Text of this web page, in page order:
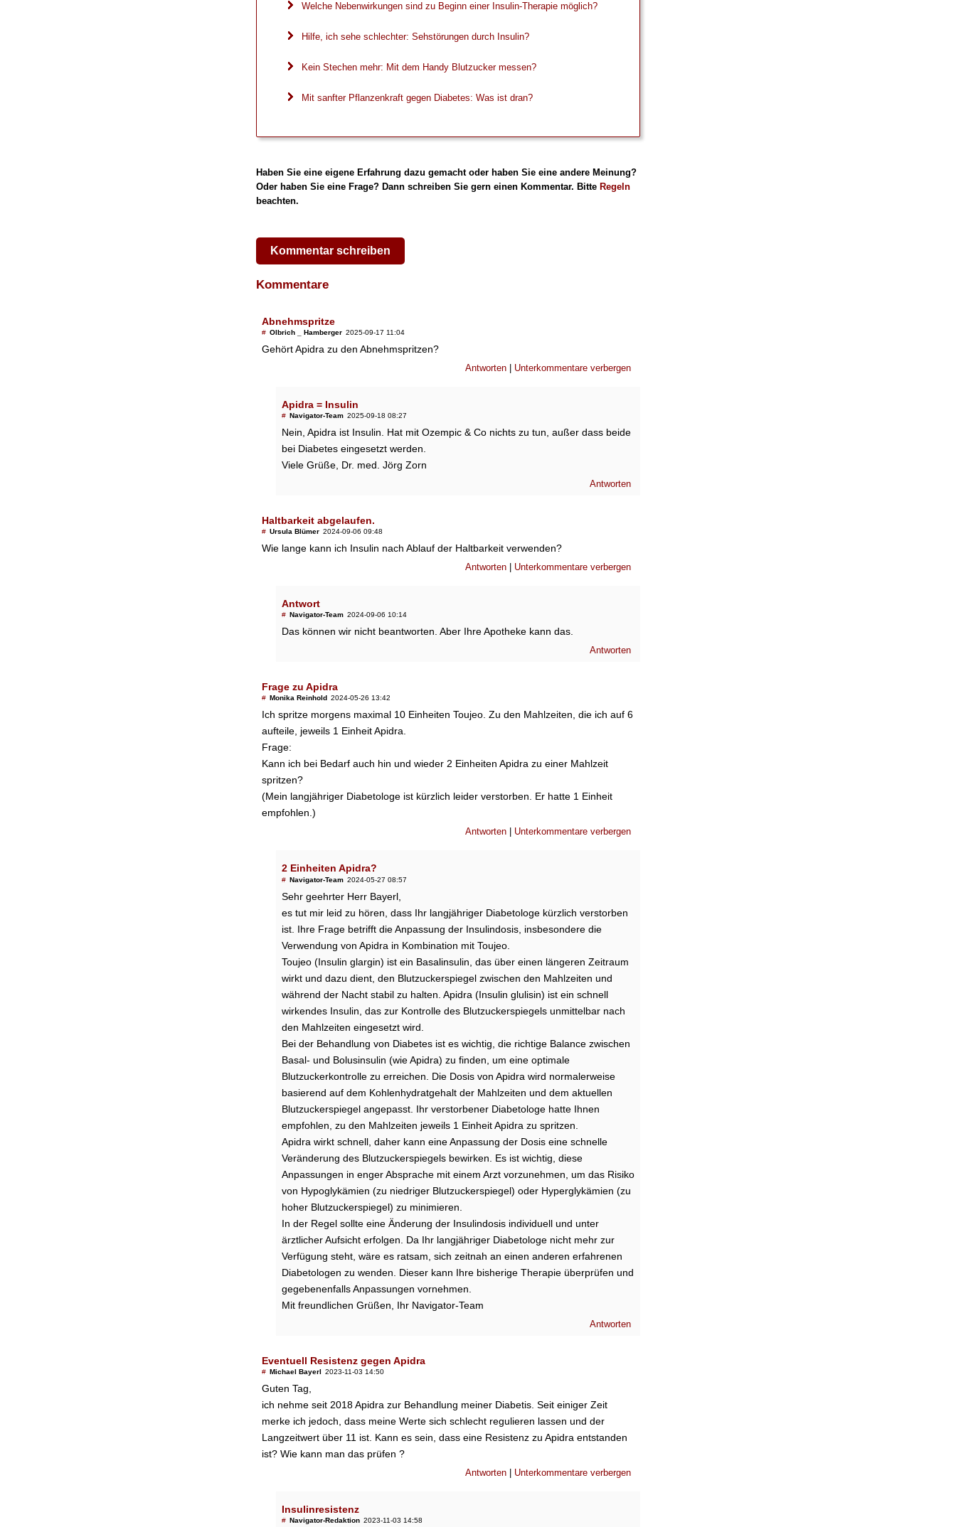
Welche Nebenwirkungen sind zu Beginn einer Insulin-Therapie möglich?
Hilfe, ich sehe schlechter: Sehstörungen durch Insulin?
Kein Stechen mehr: Mit dem Handy Blutzucker messen?
Mit sanfter Pflanzenkraft gegen Diabetes: Was ist dran?
Haben Sie eine eigene Erfahrung dazu gemacht oder haben Sie eine andere Meinung?
Oder haben Sie eine Frage? Dann schreiben Sie gern einen Kommentar. Bitte Regeln
beachten.
Kommentar schreiben
Kommentare
Abnehmspritze
# Olbrich _ Hamberger 2025-09-17 11:04
Gehört Apidra zu den Abnehmspritzen?
Antworten Unterkommentare verbergen
Apidra = Insulin
# Navigator-Team 2025-09-18 08:27
Nein, Apidra ist Insulin. Hat mit Ozempic & Co nichts zu tun, außer dass beide
bei Diabetes eingesetzt werden.
Viele Grüße, Dr. med. Jörg Zorn
Antworten
Haltbarkeit abgelaufen.
# Ursula Blümer 2024-09-06 09:48
Wie lange kann ich Insulin nach Ablauf der Haltbarkeit verwenden?
Antworten Unterkommentare verbergen
Antwort
# Navigator-Team 2024-09-06 10:14
Das können wir nicht beantworten. Aber Ihre Apotheke kann das.
Antworten
Frage zu Apidra
# Monika Reinhold 2024-05-26 13:42
Ich spritze morgens maximal 10 Einheiten Toujeo. Zu den Mahlzeiten, die ich auf 6
aufteile, jeweils 1 Einheit Apidra.
Frage:
Kann ich bei Bedarf auch hin und wieder 2 Einheiten Apidra zu einer Mahlzeit
spritzen?
(Mein langjähriger Diabetologe ist kürzlich leider verstorben. Er hatte 1 Einheit
empfohlen.)
Antworten Unterkommentare verbergen
2 Einheiten Apidra?
# Navigator-Team 2024-05-27 08:57
Sehr geehrter Herr Bayerl,
es tut mir leid zu hören, dass Ihr langjähriger Diabetologe kürzlich verstorben
ist. Ihre Frage betrifft die Anpassung der Insulindosis, insbesondere die
Verwendung von Apidra in Kombination mit Toujeo.
Toujeo (Insulin glargin) ist ein Basalinsulin, das über einen längeren Zeitraum
wirkt und dazu dient, den Blutzuckerspiegel zwischen den Mahlzeiten und
während der Nacht stabil zu halten. Apidra (Insulin glulisin) ist ein schnell
wirkendes Insulin, das zur Kontrolle des Blutzuckerspiegels unmittelbar nach
den Mahlzeiten eingesetzt wird.
Bei der Behandlung von Diabetes ist es wichtig, die richtige Balance zwischen
Basal- und Bolusinsulin (wie Apidra) zu finden, um eine optimale
Blutzuckerkontrolle zu erreichen. Die Dosis von Apidra wird normalerweise
basierend auf dem Kohlenhydratgehalt der Mahlzeiten und dem aktuellen
Blutzuckerspiegel angepasst. Ihr verstorbener Diabetologe hatte Ihnen
empfohlen, zu den Mahlzeiten jeweils 1 Einheit Apidra zu spritzen.
Apidra wirkt schnell, daher kann eine Anpassung der Dosis eine schnelle
Veränderung des Blutzuckerspiegels bewirken. Es ist wichtig, diese
Anpassungen in enger Absprache mit einem Arzt vorzunehmen, um das Risiko
von Hypoglykämien (zu niedriger Blutzuckerspiegel) oder Hyperglykämien (zu
hoher Blutzuckerspiegel) zu minimieren.
In der Regel sollte eine Änderung der Insulindosis individuell und unter
ärztlicher Aufsicht erfolgen. Da Ihr langjähriger Diabetologe nicht mehr zur
Verfügung steht, wäre es ratsam, sich zeitnah an einen anderen erfahrenen
Diabetologen zu wenden. Dieser kann Ihre bisherige Therapie überprüfen und
gegebenenfalls Anpassungen vornehmen.
Mit freundlichen Grüßen, Ihr Navigator-Team
Antworten
Eventuell Resistenz gegen Apidra
# Michael Bayerl 2023-11-03 14:50
Guten Tag,
ich nehme seit 2018 Apidra zur Behandlung meiner Diabetis. Seit einiger Zeit
merke ich jedoch, dass meine Werte sich schlecht regulieren lassen und der
Langzeitwert über 11 ist. Kann es sein, dass eine Resistenz zu Apidra entstanden
ist? Wie kann man das prüfen ?
Antworten | Unterkommentare verbergen
Insulinresistenz
# Navigator-Redaktion 2023-11-03 14:58